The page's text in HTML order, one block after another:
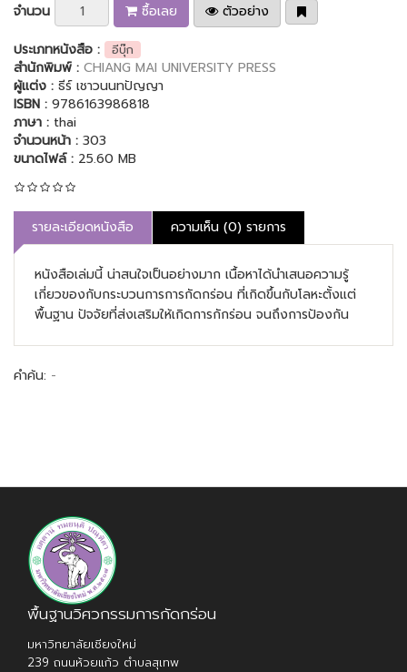
จำนวน ซื้อเลย
ตัวอย่าง
ประเภทหนังสือ :
อีบุ๊ก
สำนักพิมพ์ : CHIANG MAI UNIVERSITY PRESS
ผู้แต่ง : ธีร์ เชาวนนทปัญญา
ISBN : 9786163986818
ภาษา : thai
จำนวนหน้า : 303
ขนาดไฟล์ : 25.60 MB
รายละเอียดหนังสือ ความเห็น (0) รายการ
หนังสือเล่มนี้ น่าสนใจเป็นอย่างมาก เนื้อหาได้นำเสนอความรู้
เกี่ยวของกับกระบวนการการกัดกร่อน ที่เกิดขึ้นกับโลหะตั้งแต่
พื้นฐาน ปัจจัยที่ส่งเสริมให้เกิดการกักร่อน จนถึงการป้องกัน
คำค้น: -
พื้นฐานวิศวกรรมการกัดกร่อน
มหาวิทยาลัยเชียงใหม่
239 ถนนห้วยแก้ว ตำบลสุเทพ